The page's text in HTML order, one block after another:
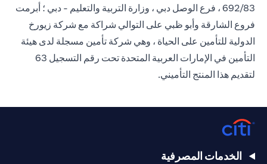
692/83 ، فرع الوصل دبي ، وزارة التربية والتعليم - دبي ؛ أبرمت
فروع الشارقة وأبو ظبي على التوالي شراكة مع شركة زيورخ
الدولية للتأمين على الحياة ، وهي شركة تأمين مسجلة لدى هيئة
التأمين في الإمارات العربية المتحدة تحت رقم التسجيل 63
لتقديم هذا المنتج التأميني.
الخدمات المصرفية